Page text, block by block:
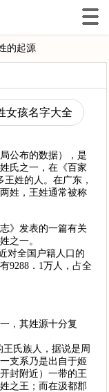
的起源
女孩名字大全
公布的数据），是
氏之一，在《百家
姓的人。在广东，
姓，王姓通常被称
》发表的一篇有关
之一。
对全国户籍人口的
9288．1万人，占全
，其姓源十分复
氏族人，据说是周
支系乃是出自于姬
封附近）一带的王
之王；而在汲都郡